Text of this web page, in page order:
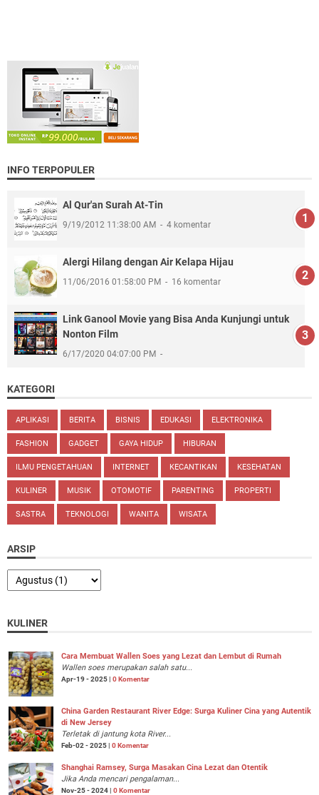
INFO TERPOPULER
Al Qur'an Surah At-Tin
9/19/2012 11:38:00 AM 4 komentar
Alergi Hilang dengan Air Kelapa Hijau
11/06/2016 01:58:00 PM 16 komentar
Link Ganool Movie yang Bisa Anda Kunjungi untuk
Nonton Film
6/17/2020 04:07:00 PM
KATEGORI
APLIKASI BERITA BISNIS EDUKASI ELEKTRONIKA
FASHION GADGET GAYA HIDUP HIBURAN
ILMU PENGETAHUAN INTERNET KECANTIKAN KESEHATAN
KULINER MUSIK OTOMOTIF PARENTING PROPERTI
SASTRA TEKNOLOGI WANITA WISATA
ARSIP
KULINER
Cara Membuat Wallen Soes yang Lezat dan Lembut di Rumah
Wallen soes merupakan salah satu...
Apr-19 - 2025 | 0 Komentar
China Garden Restaurant River Edge: Surga Kuliner Cina yang Autentik
di New Jersey
Terletak di jantung kota River...
Feb-02 - 2025 | 0 Komentar
Shanghai Ramsey, Surga Masakan Cina Lezat dan Otentik
Jika Anda mencari pengalaman...
Nov-25 - 2024 | 0 Komentar